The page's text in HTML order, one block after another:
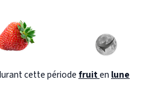
cette période fruiten lune